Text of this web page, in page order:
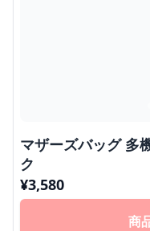
マザーズバッグ 多
ク
¥3,580
商